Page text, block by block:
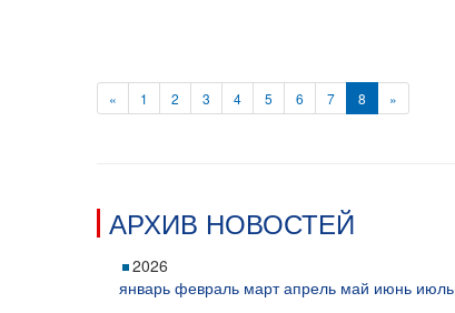
« 1 2 3 4 5 6 7 8 »
АРХИВ НОВОСТЕЙ
2026
январь февраль март апрель май июнь июль